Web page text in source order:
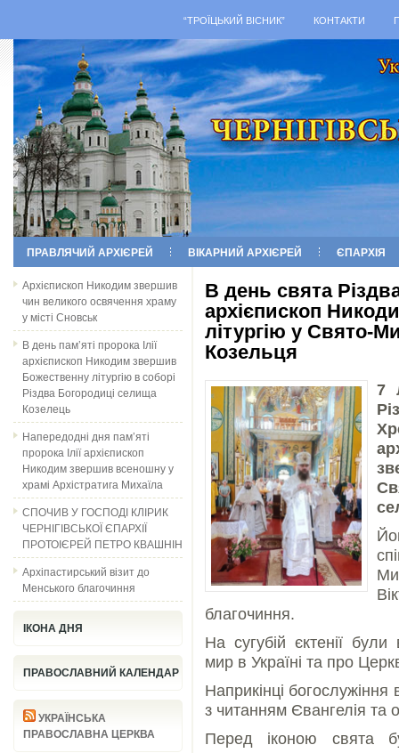
“ТРОЇЦЬКИЙ ВІСНИК” КОНТАКТИ
ПРАВЛЯЧИЙ АРХІЄРЕЙ ВІКАРНИЙ АРХІЄРЕЙ ЄПАРХІЯ
Архієпископ Никодим звершив
чин великого освячення храму
у місті Сновськ
В день пам’яті пророка Ілії
архієпископ Никодим звершив
Божественну літургію в соборі
Різдва Богородиці селища
Козелець
Напередодні дня пам’яті
пророка Ілії архієпископ
Никодим звершив всеношну у
храмі Архістратига Михаїла
СПОЧИВ У ГОСПОДІ КЛІРИК
ЧЕРНІГІВСЬКОЇ ЄПАРХІЇ
ПРОТОІЄРЕЙ ПЕТРО КВАШНІН
Архіпастирський візит до
Менського благочиння
ІКОНА ДНЯ
ПРАВОСЛАВНИЙ КАЛЕНДАР
УКРАЇНСЬКА
ПРАВОСЛАВНА ЦЕРКВА
В день свята
архієпископ
літургію у Свято-
Козельця
7
благочиння.
На сугубій єктенії
мир в Україні та про
Наприкінці
з читанням Євангелія
Перед іконою свята